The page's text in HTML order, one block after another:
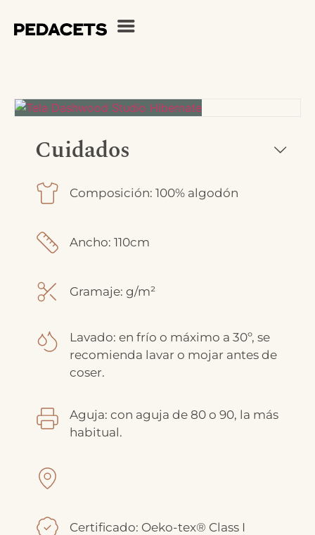
Cuidados
Composición: 100% algodón
Ancho: 110cm
Gramaje: g/m²
Lavado: en frío o máximo a 30º, se
recomienda lavar o mojar antes de
coser.
Aguja: con aguja de 80 o 90, la más
habitual.
Certificado: Oeko-tex® Class I